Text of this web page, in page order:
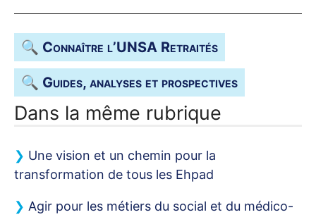
🔍 Connaître l’UNSA Retraités
🔍 Guides, analyses et prospectives
Dans la même rubrique
Une vision et un chemin pour la
transformation de tous les Ehpad
Agir pour les métiers du social et du médico-